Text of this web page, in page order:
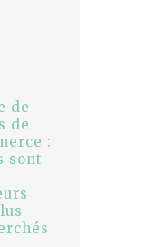
de
de
:
sont